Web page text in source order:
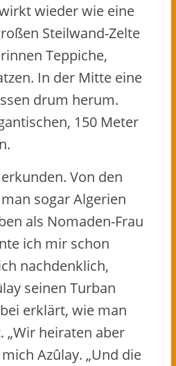
wieder wie eine
Steilwand-Zelte
Teppiche,
In der Mitte eine
drum herum.
150 Meter
Von den
sogar Algerien
als Nomaden-Frau
ich mir schon
nachdenklich,
seinen Turban
erklärt, wie man
„Wir heiraten aber
Azûlay. „Und die